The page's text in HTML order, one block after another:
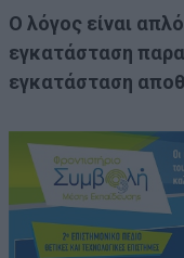
Ο λόγος είναι
εγκατάσταση
εγκατάσταση